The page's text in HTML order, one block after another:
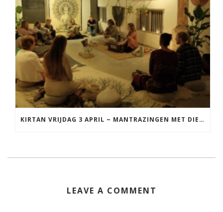
KIRTAN VRIJDAG 3 APRIL ~ MANTRAZINGEN MET DIEDERICK IN LEEUWARDEN
LEAVE A COMMENT